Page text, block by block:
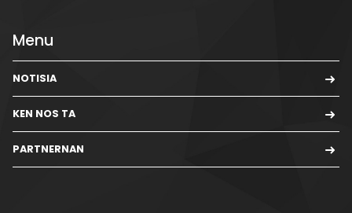
Menu
NOTISIA
KEN NOS TA
PARTNERNAN